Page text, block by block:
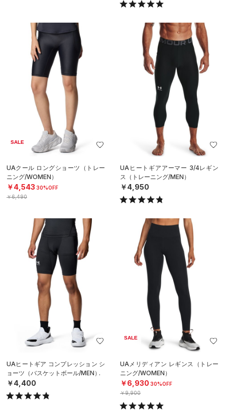
SALE
UAクール ロングショーツ（トレー
ニング/WOMEN）
￥4,543 30%OFF
￥6,490
UAヒートギアアーマー 3/4レギン
ス（トレーニング/MEN）
￥4,950
UAヒートギア コンプレッション シ
ョーツ（バスケットボール/MEN）
￥4,400
SALE
UAメリディアン レギンス（トレー
ニング/WOMEN）
￥6,930 30%OFF
￥9,900